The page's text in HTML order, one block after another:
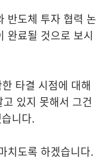
반도체 투자 협력 논
완료될 것으로 보시
타결 시점에 대해
있지 못해서 그건
니다.
치도록 하겠습니다.